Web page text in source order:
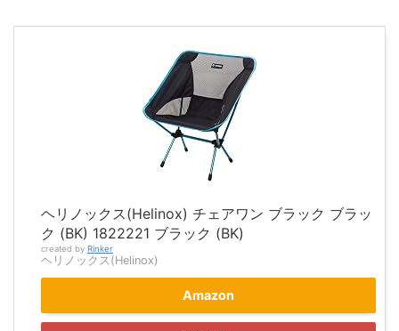
ヘリノックス(Helinox) チェアワン ブラック ブラッ
ク (BK) 1822221 ブラック (BK)
created by Rinker
ヘリノックス(Helinox)
Amazon